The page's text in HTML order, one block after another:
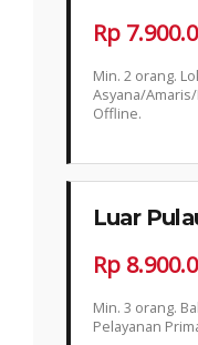
Rp
Min. 2 orang.
Asyana/
Offline.
Luar
Rp
Min. 3 orang.
Pelayanan